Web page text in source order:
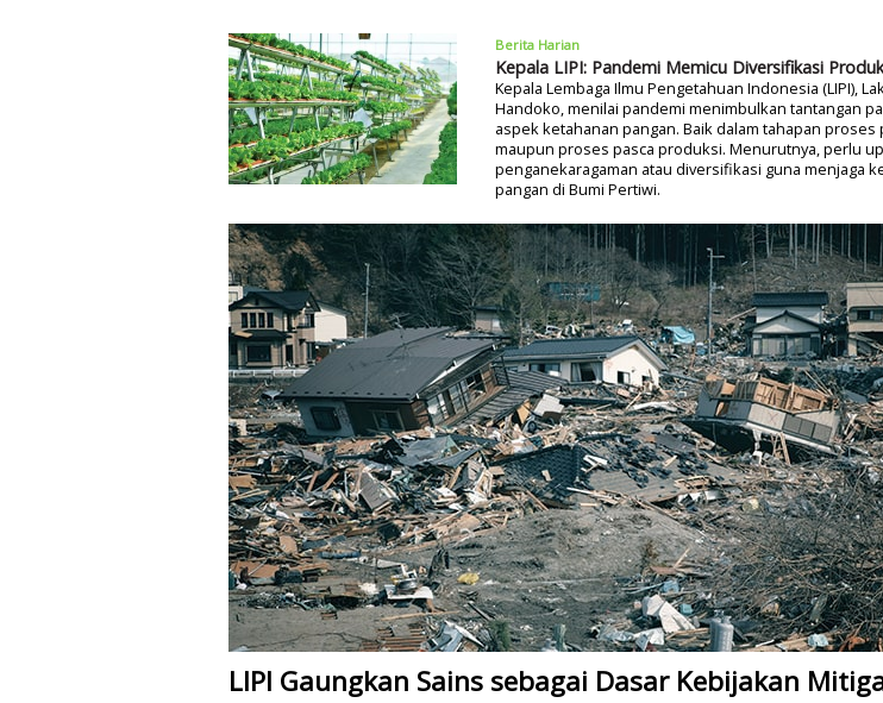
Berita Harian
Kepala LIPI: Pandemi Memicu Diversifikasi
Kepala Lembaga Ilmu Pengetahuan Indonesia (LIPI),
Handoko, menilai pandemi menimbulkan tantangan
aspek ketahanan pangan. Baik dalam tahapan proses
maupun proses pasca produksi. Menurutnya, perlu
penganekaragaman atau diversifikasi guna menjaga
pangan di Bumi Pertiwi.
LIPI Gaungkan Sains sebagai Dasar Kebijakan